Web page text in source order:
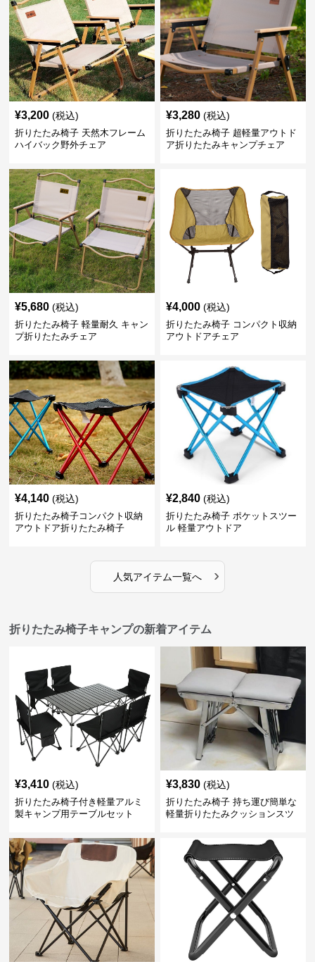
¥3,200 (税込)
折りたたみ椅子 天然木フレーム
ハイバック野外チェア
¥3,280 (税込)
折りたたみ椅子 超軽量アウトド
ア折りたたみキャンプチェア
¥5,680 (税込)
折りたたみ椅子 軽量耐久 キャン
プ折りたたみチェア
¥4,000 (税込)
折りたたみ椅子 コンパクト収納
アウトドアチェア
¥4,140 (税込)
折りたたみ椅子コンパクト収納
アウトドア折りたたみ椅子
¥2,840 (税込)
折りたたみ椅子 ポケットスツー
ル 軽量アウトドア
人気アイテム一覧へ ›
折りたたみ椅子キャンプの新着アイテム
¥3,410 (税込)
折りたたみ椅子付き軽量アルミ
製キャンプ用テーブルセット
¥3,830 (税込)
折りたたみ椅子 持ち運び簡単な
軽量折りたたみクッションスツ